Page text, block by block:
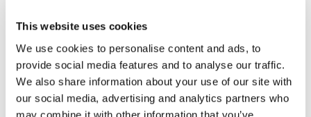
This website uses cookies
We use cookies to personalise content and ads, to
provide social media features and to analyse our traffic.
We also share information about your use of our site with
our social media, advertising and analytics partners who
may combine it with other information that you’ve
Cognome